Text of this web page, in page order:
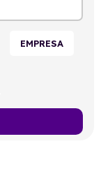
EMPRESA